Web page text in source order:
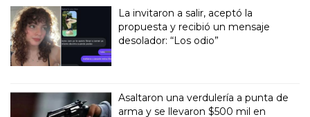
La invitaron a salir, aceptó la
propuesta y recibió un mensaje
desolador: “Los odio”
Asaltaron una verdulería a punta de
arma y se llevaron $500 mil en